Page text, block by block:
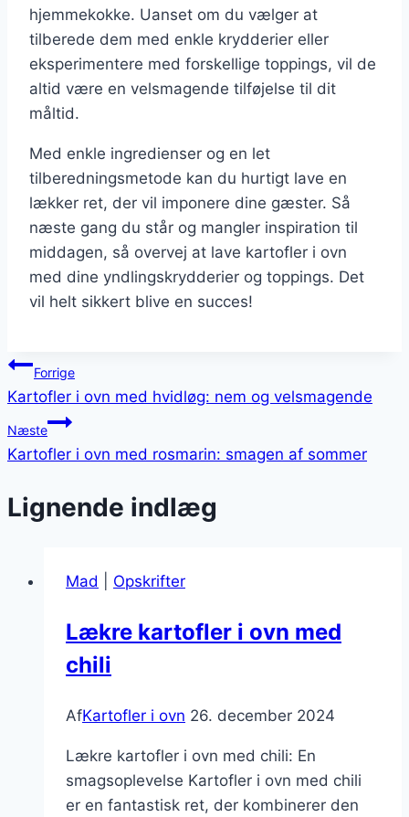
hjemmekokke. Uanset om du vælger at
tilberede dem med enkle krydderier eller
eksperimentere med forskellige toppings, vil de
altid være en velsmagende tilføjelse til dit
måltid.
Med enkle ingredienser og en let
tilberedningsmetode kan du hurtigt lave en
lækker ret, der vil imponere dine gæster. Så
næste gang du står og mangler inspiration til
middagen, så overvej at lave kartofler i ovn
med dine yndlingskrydderier og toppings. Det
vil helt sikkert blive en succes!
Indlægsnavigation
Forrige
Kartofler i ovn med hvidløg: nem og velsmagende
Næste
Kartofler i ovn med rosmarin: smagen af sommer
Lignende indlæg
Mad Opskrifter
Lækre kartofler i ovn med
chili
AfKartofler i ovn 26. december 2024
Lækre kartofler i ovn med chili: En
smagsoplevelse Kartofler i ovn med chili
er en fantastisk ret, der kombinerer den